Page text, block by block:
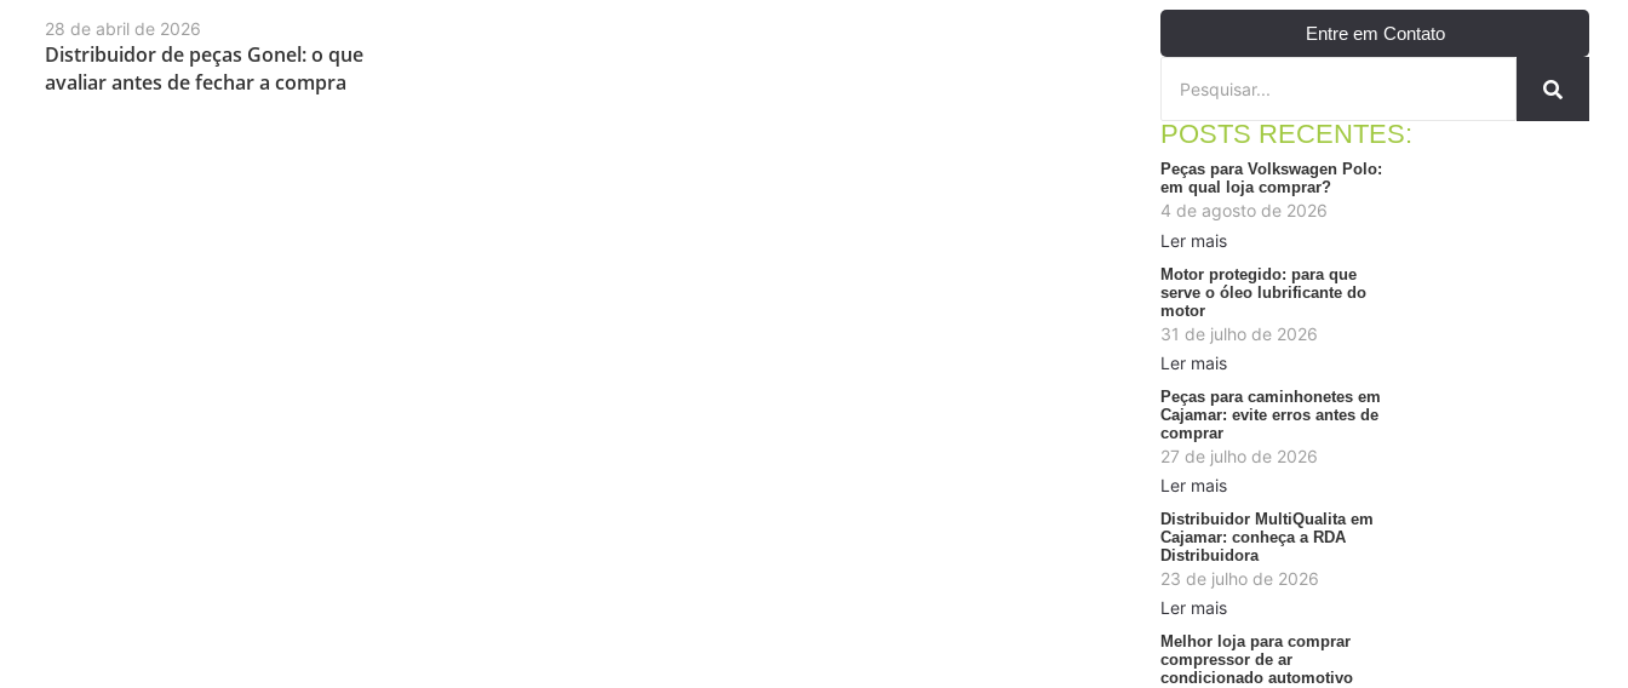
28 de abril de 2026
Distribuidor de peças Gonel: o que
avaliar antes de fechar a compra
Entre em Contato
POSTS RECENTES:
Peças para Volkswagen Polo:
em qual loja comprar?
4 de agosto de 2026
Ler mais
Motor protegido: para que
serve o óleo lubrificante do
motor
31 de julho de 2026
Ler mais
Peças para caminhonetes em
Cajamar: evite erros antes de
comprar
27 de julho de 2026
Ler mais
Distribuidor MultiQualita em
Cajamar: conheça a RDA
Distribuidora
23 de julho de 2026
Ler mais
Melhor loja para comprar
compressor de ar
condicionado automotivo